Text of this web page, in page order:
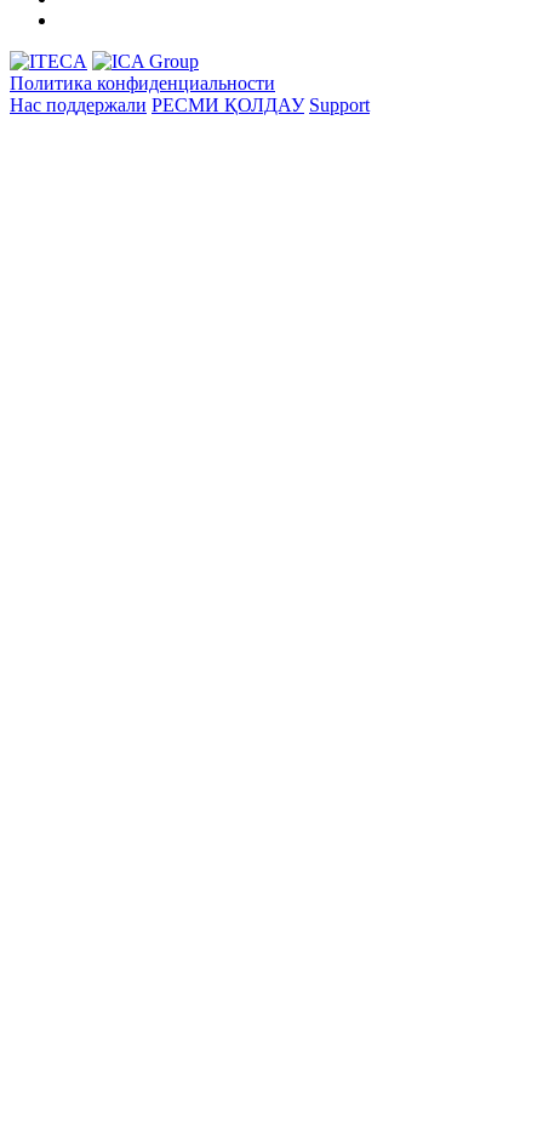
Политика конфиденциальности
Нас поддержали РЕСМИ ҚОЛДАУ Support